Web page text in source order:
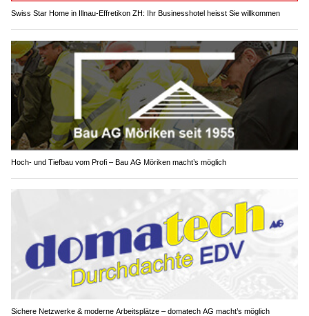
Swiss Star Home in Illnau-Effretikon ZH: Ihr Businesshotel heisst Sie willkommen
Hoch- und Tiefbau vom Profi – Bau AG Möriken macht’s möglich
Sichere Netzwerke & moderne Arbeitsplätze – domatech AG macht’s möglich